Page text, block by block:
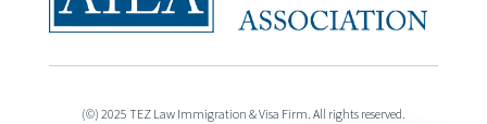
(©) 2025 TEZ Law Immigration & Visa Firm. All rights reserved.